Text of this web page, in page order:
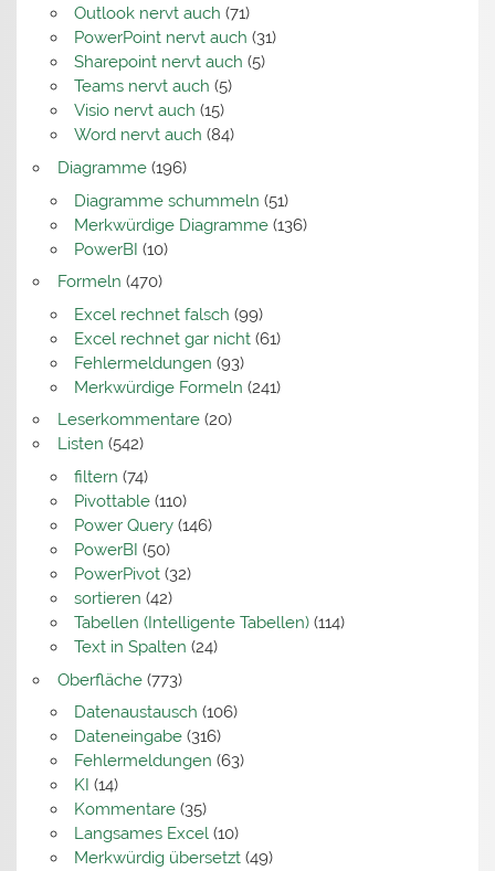
Outlook nervt auch (71)
PowerPoint nervt auch (31)
Sharepoint nervt auch (5)
Teams nervt auch (5)
Visio nervt auch (15)
Word nervt auch (84)
Diagramme(196)
Diagramme schummeln (51)
Merkwürdige Diagramme(136)
PowerBI (10)
Formeln (470)
Excel rechnet falsch (99)
Excel rechnet gar nicht(61)
Fehlermeldungen (93)
Merkwürdige Formeln (241)
Leserkommentare(20)
Listen (542)
filtern (74)
Pivottable(110)
Power Query(146)
PowerBI (50)
PowerPivot(32)
sortieren (42)
Tabellen (Intelligente Tabellen)(114)
Text in Spalten (24)
Oberfläche(773)
Datenaustausch (106)
Dateneingabe(316)
Fehlermeldungen (63)
KI (14)
Kommentare(35)
Langsames Excel(10)
Merkwürdig übersetzt(49)